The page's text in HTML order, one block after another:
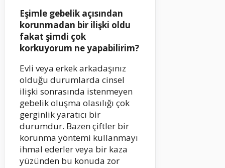
Eşimle gebelik açısından
korunmadan bir ilişki oldu
fakat şimdi çok
korkuyorum ne yapabilirim?
Evli veya erkek arkadaşınız
olduğu durumlarda cinsel
ilişki sonrasında istenmeyen
gebelik oluşma olasılığı çok
gerginlik yaratıcı bir
durumdur. Bazen çiftler bir
korunma yöntemi kullanmayı
ihmal ederler veya bir kaza
yüzünden bu konuda zor